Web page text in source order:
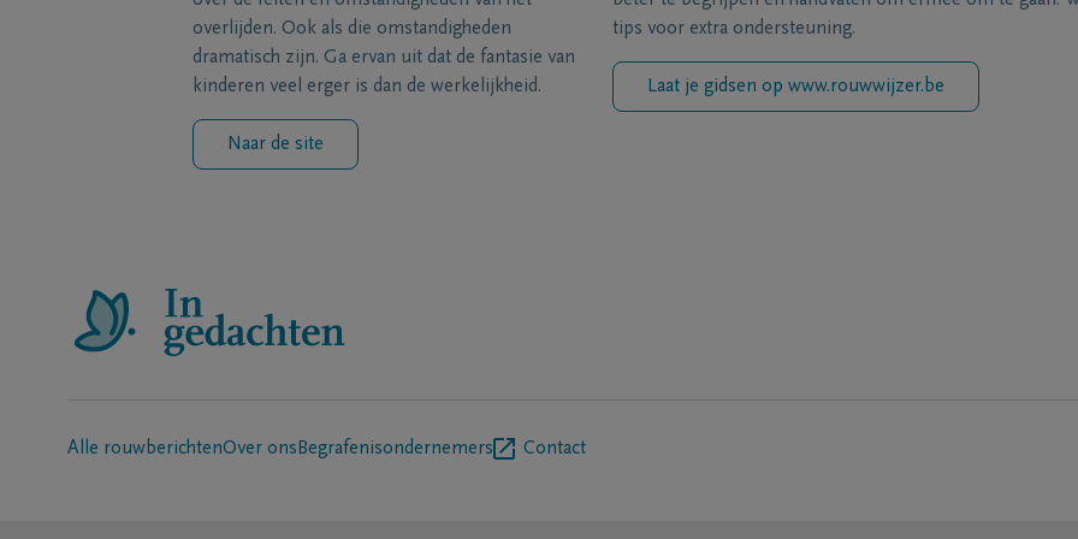
overlijden. Ook als die omstandigheden
dramatisch zijn. Ga ervan uit dat de fantasie van
kinderen veel erger is dan de werkelijkheid.
Naar de site
tips voor extra ondersteuning.
Laat je gidsen op www.rouwwijzer.be
Alle rouwberichtenOver ons Begrafenisondernemers Contact